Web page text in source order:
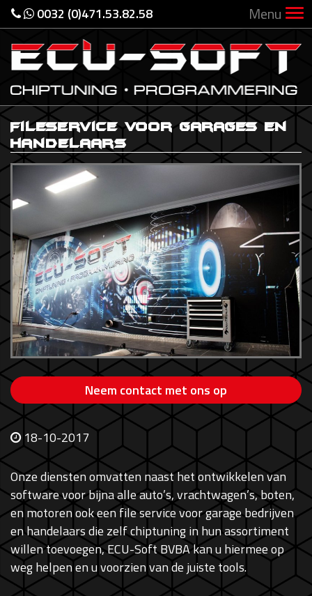
0032 (0)471.53.82.58 Menu
Fileservice voor garages en
handelaars
Neem contact met ons op
18-10-2017
Onze diensten omvatten naast het ontwikkelen van
software voor bijna alle auto’s, vrachtwagen’s, boten,
en motoren ook een file service voor garage bedrijven
en handelaars die zelf chiptuning in hun assortiment
willen toevoegen, ECU-Soft BVBA kan u hiermee op
weg helpen en u voorzien van de juiste tools.